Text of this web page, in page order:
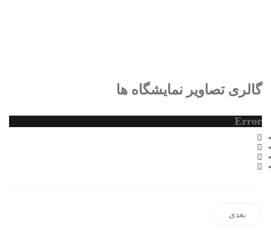
گالری تصاویر نمایشگاه ها
Error
بعدی